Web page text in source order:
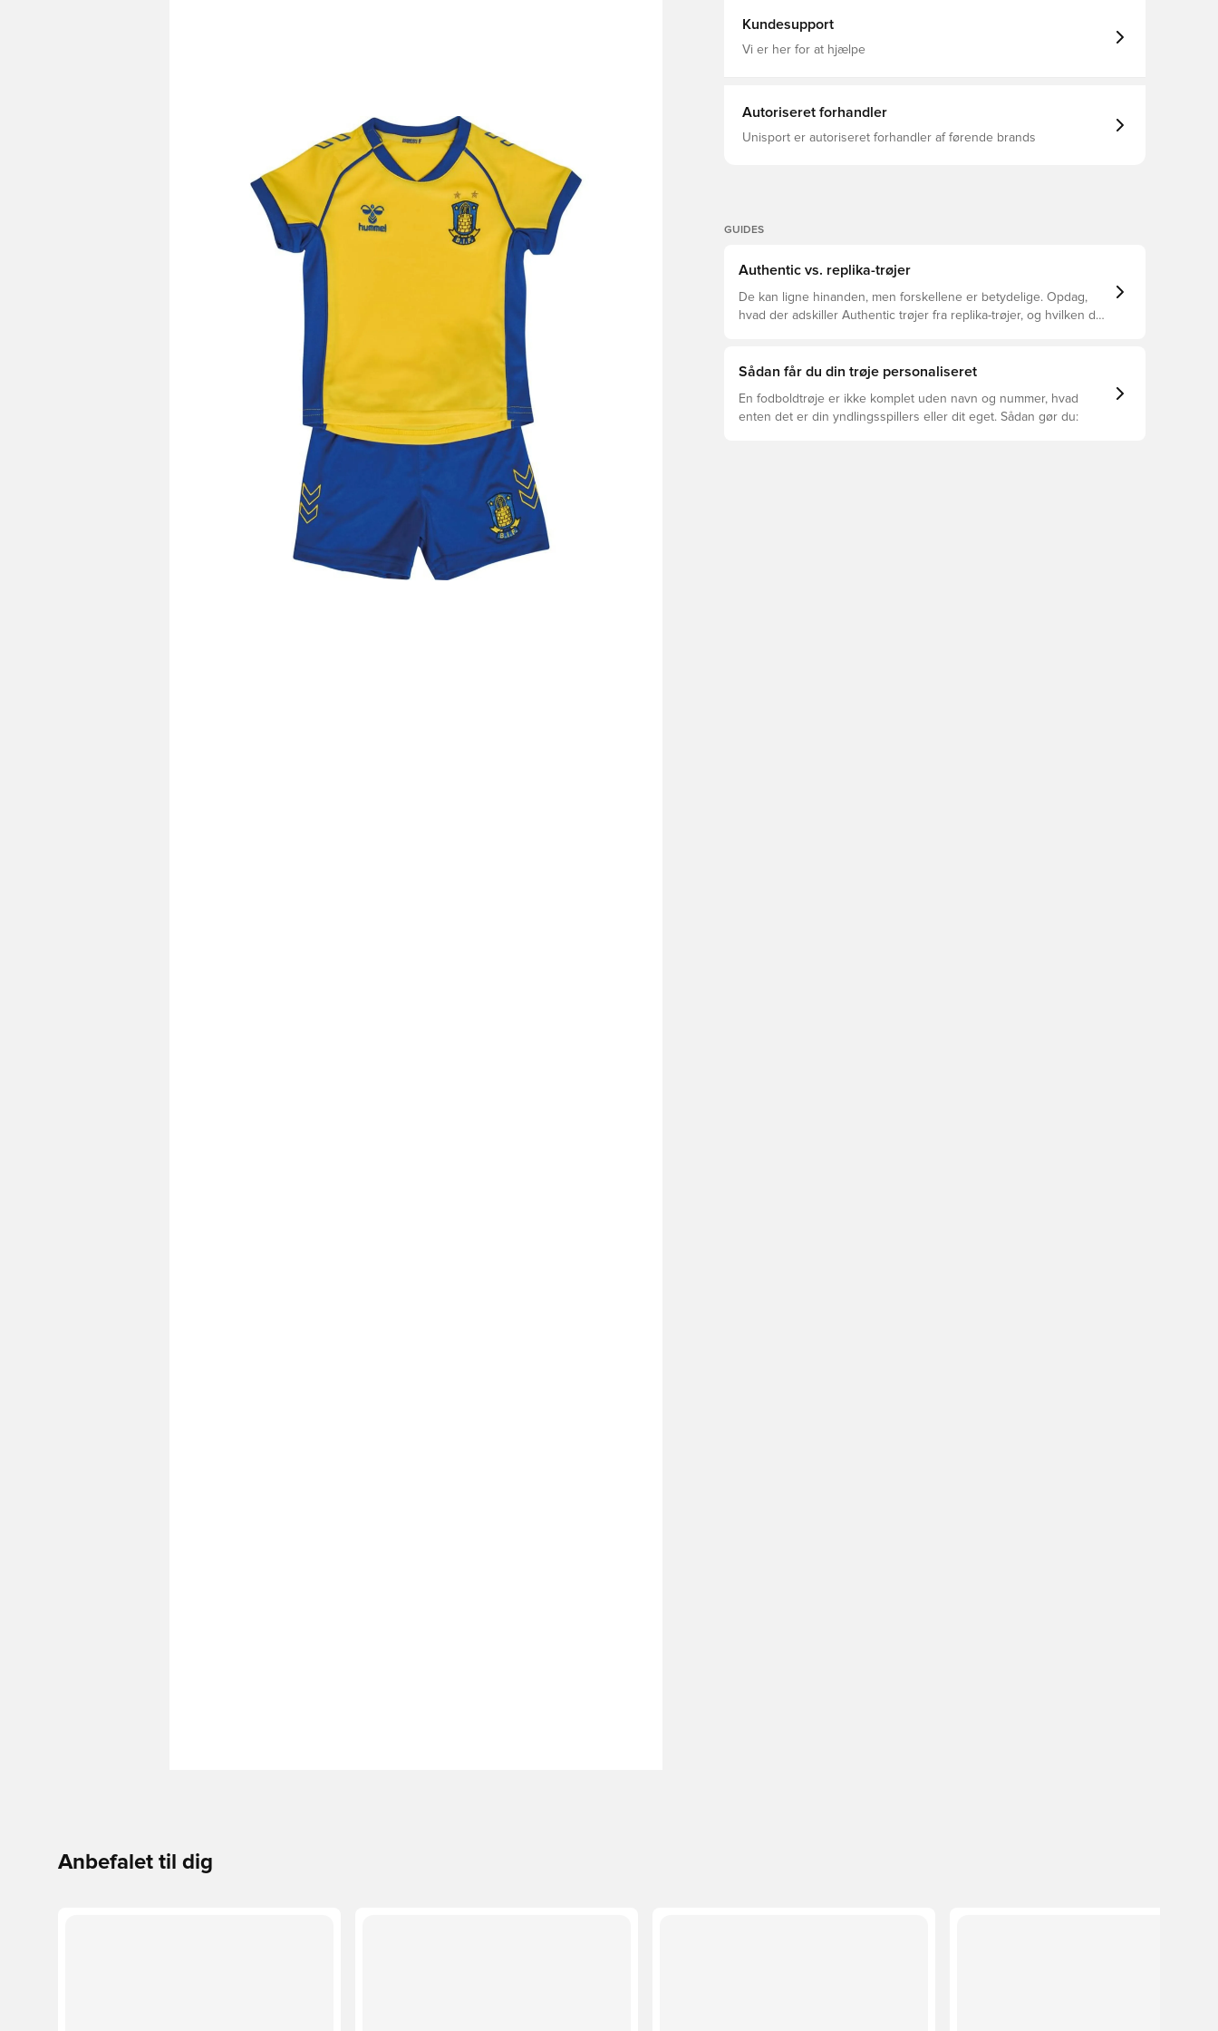
karakteristiske blå sidepaneler minder om en ikonisk periode i
klubbens historie. Trøjen er fremstillet i hummels funktionelle og
fugttransporterende 'BeeCool' materiale, som både er let og
normalt.
Kundesupport
Vi er her for at hjælpe
Autoriseret forhandler
Unisport er autoriseret forhandler af førende brands
GUIDES
Authentic vs. replika-trøjer
De kan ligne hinanden, men forskellene er betydelige. Opdag,
hvad der adskiller Authentic trøjer fra replika-trøjer, og hvilken der
Sådan får du din trøje personaliseret
En fodboldtrøje er ikke komplet uden navn og nummer, hvad
enten det er din yndlingsspillers eller dit eget. Sådan gør du:
Anbefalet til dig